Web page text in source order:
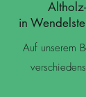
in
Auf unserem